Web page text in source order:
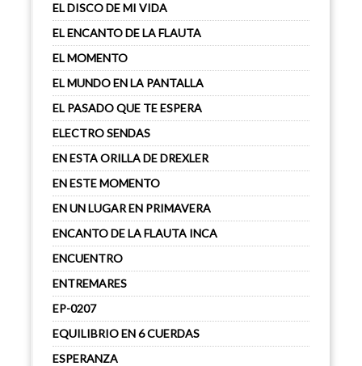
EL DISCO DE MI VIDA
EL ENCANTO DE LA FLAUTA
EL MOMENTO
EL MUNDO EN LA PANTALLA
EL PASADO QUE TE ESPERA
ELECTRO SENDAS
EN ESTA ORILLA DE DREXLER
EN ESTE MOMENTO
EN UN LUGAR EN PRIMAVERA
ENCANTO DE LA FLAUTA INCA
ENCUENTRO
ENTREMARES
EP-0207
EQUILIBRIO EN 6 CUERDAS
ESPERANZA